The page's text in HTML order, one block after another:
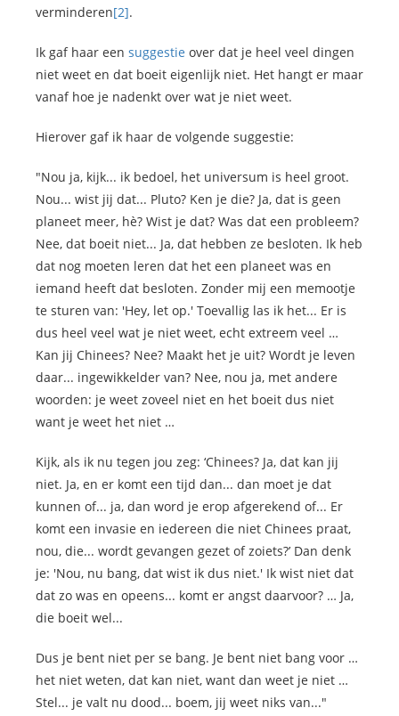
verminderen[2].
Ik gaf haar een suggestie over dat je heel veel dingen
niet weet en dat boeit eigenlijk niet. Het hangt er maar
vanaf hoe je nadenkt over wat je niet weet.
Hierover gaf ik haar de volgende suggestie:
"Nou ja, kijk... ik bedoel, het universum is heel groot.
Nou... wist jij dat... Pluto? Ken je die? Ja, dat is geen
planeet meer, hè? Wist je dat? Was dat een probleem?
Nee, dat boeit niet... Ja, dat hebben ze besloten. Ik heb
dat nog moeten leren dat het een planeet was en
iemand heeft dat besloten. Zonder mij een memootje
te sturen van: 'Hey, let op.' Toevallig las ik het... Er is
dus heel veel wat je niet weet, echt extreem veel …
Kan jij Chinees? Nee? Maakt het je uit? Wordt je leven
daar... ingewikkelder van? Nee, nou ja, met andere
woorden: je weet zoveel niet en het boeit dus niet
want je weet het niet …
Kijk, als ik nu tegen jou zeg: ‘Chinees? Ja, dat kan jij
niet. Ja, en er komt een tijd dan... dan moet je dat
kunnen of... ja, dan word je erop afgerekend of... Er
komt een invasie en iedereen die niet Chinees praat,
nou, die... wordt gevangen gezet of zoiets?’ Dan denk
je: 'Nou, nu bang, dat wist ik dus niet.' Ik wist niet dat
dat zo was en opeens... komt er angst daarvoor? … Ja,
die boeit wel...
Dus je bent niet per se bang. Je bent niet bang voor …
het niet weten, dat kan niet, want dan weet je niet …
Stel... je valt nu dood... boem, jij weet niks van..."